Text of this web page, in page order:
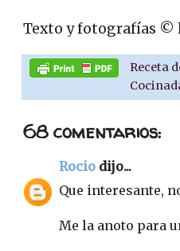
Texto y fotografías ©
Receta
68 comentarios:
Rocio dijo...
Que interesante,
Me la anoto para